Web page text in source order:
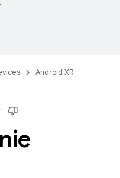
Android XR